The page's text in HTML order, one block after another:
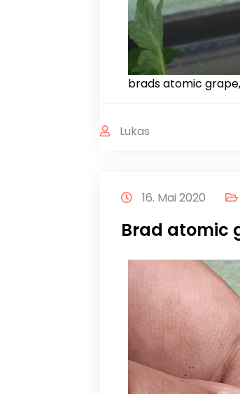
brads atomic
Lukas
16. Mai 2020
Brad atomic